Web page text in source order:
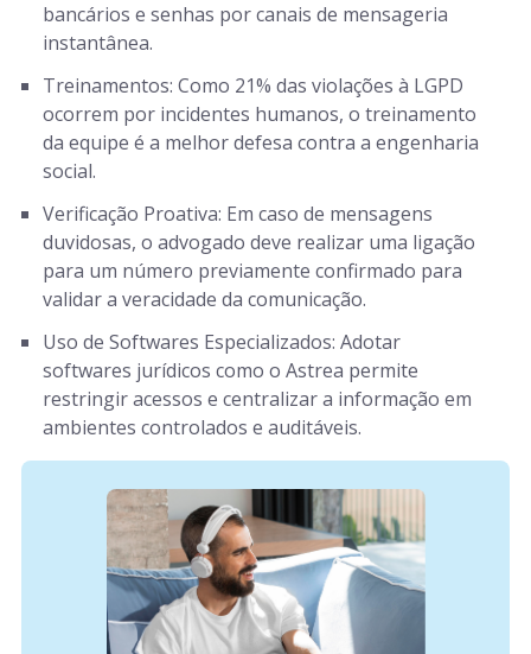
bancários e senhas por canais de mensageria
instantânea.
Treinamentos: Como 21% das violações à LGPD
ocorrem por incidentes humanos, o treinamento
da equipe é a melhor defesa contra a engenharia
social.
Verificação Proativa: Em caso de mensagens
duvidosas, o advogado deve realizar uma ligação
para um número previamente confirmado para
validar a veracidade da comunicação.
Uso de Softwares Especializados: Adotar
softwares jurídicos como o Astrea permite
restringir acessos e centralizar a informação em
ambientes controlados e auditáveis.